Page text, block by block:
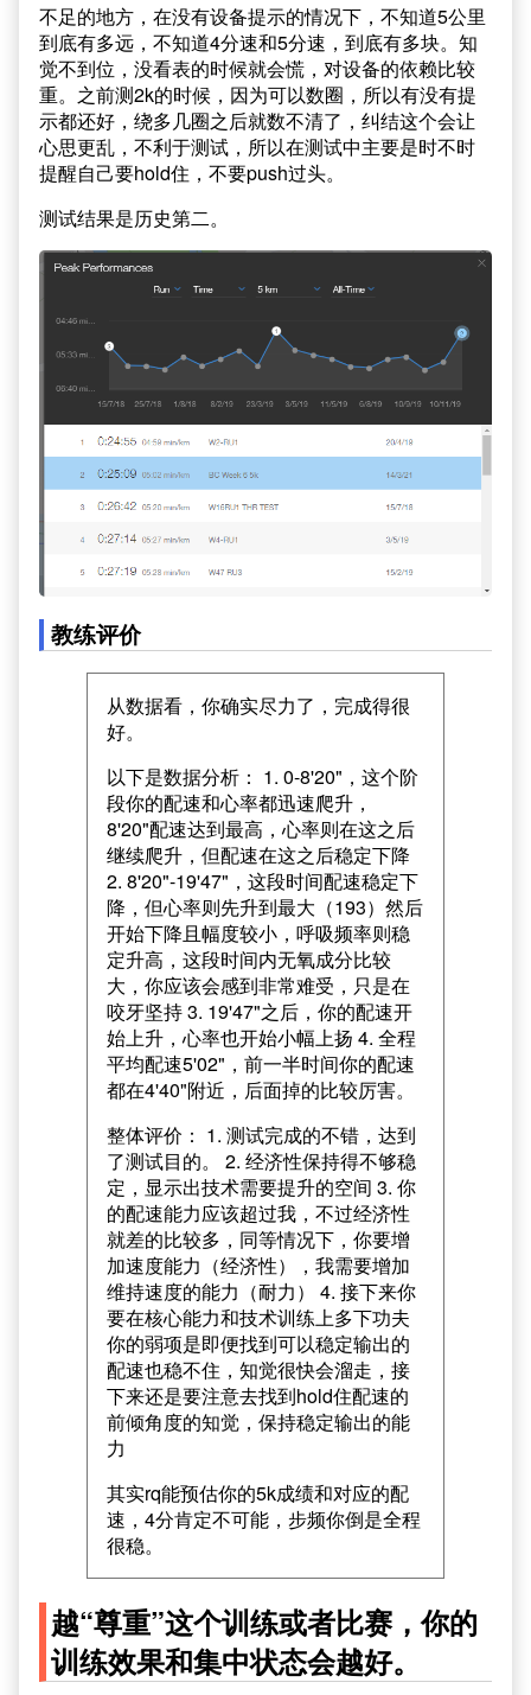
不足的地方，在没有设备提示的情况下，不知道5公里
到底有多远，不知道4分速和5分速，到底有多块。知
觉不到位，没看表的时候就会慌，对设备的依赖比较
重。之前测2k的时候，因为可以数圈，所以有没有提
示都还好，绕多几圈之后就数不清了，纠结这个会让
心思更乱，不利于测试，所以在测试中主要是时不时
提醒自己要hold住，不要push过头。
测试结果是历史第二。
教练评价
从数据看，你确实尽力了，完成得很
好。
以下是数据分析： 1. 0-8'20"，这个阶
段你的配速和心率都迅速爬升，
8'20"配速达到最高，心率则在这之后
继续爬升，但配速在这之后稳定下降
2. 8'20"-19'47"，这段时间配速稳定下
降，但心率则先升到最大（193）然后
开始下降且幅度较小，呼吸频率则稳
定升高，这段时间内无氧成分比较
大，你应该会感到非常难受，只是在
咬牙坚持 3. 19'47"之后，你的配速开
始上升，心率也开始小幅上扬 4. 全程
平均配速5'02"，前一半时间你的配速
都在4'40"附近，后面掉的比较厉害。
整体评价： 1. 测试完成的不错，达到
了测试目的。 2. 经济性保持得不够稳
定，显示出技术需要提升的空间 3. 你
的配速能力应该超过我，不过经济性
就差的比较多，同等情况下，你要增
加速度能力（经济性），我需要增加
维持速度的能力（耐力） 4. 接下来你
要在核心能力和技术训练上多下功夫
你的弱项是即便找到可以稳定输出的
配速也稳不住，知觉很快会溜走，接
下来还是要注意去找到hold住配速的
前倾角度的知觉，保持稳定输出的能
力
其实rq能预估你的5k成绩和对应的配
速，4分肯定不可能，步频你倒是全程
很稳。
越“尊重”这个训练或者比赛，你的
训练效果和集中状态会越好。